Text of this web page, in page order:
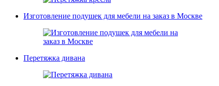
Изготовление подушек для мебели на заказ в Москве
Перетяжка дивана